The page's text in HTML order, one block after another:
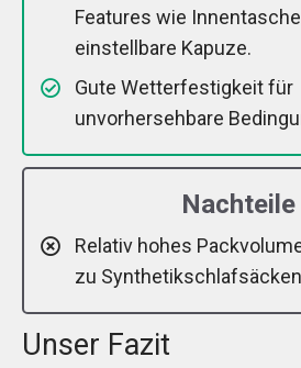
Features wie
einstellbare Kapuze.
Gute Wetterfestigkeit für
unvorhersehbare
Nachteile
Relativ hohes
zu
Unser Fazit